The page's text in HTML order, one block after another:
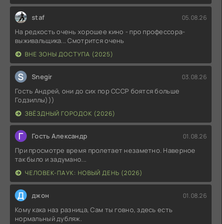
staf 05.08.26
На редкость очень хорошее кино - про профессора-
выживальщика... Смотрится очень
ВНЕ ЗОНЫ ДОСТУПА (2025)
S Snegir 03.08.26
Гость Андрей, они до сих пор СССР боятся больше
Годзиллы)))
ЗВЁЗДНЫЙ ГОРОДОК (2026)
Г Гость Александр 01.08.26
При просмотре время пролетает незаметно. Наверное
так было и задумано...
ЧЕЛОВЕК-ПАУК: НОВЫЙ ДЕНЬ (2026)
Д джон 01.08.26
Кому кака наз разница, Сам ты говно, здесь есть
нормальный дубляж.